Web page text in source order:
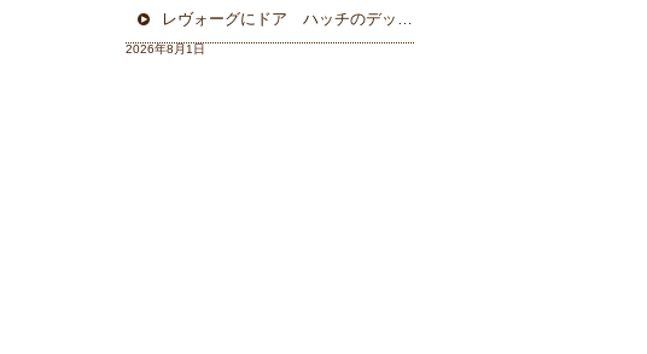
レヴォーグにドア ハッチのデッドニング 徳島から
2026年8月1日